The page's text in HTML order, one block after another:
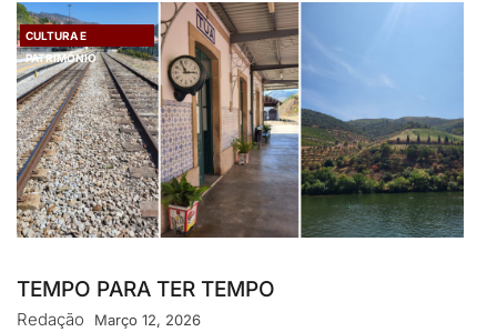
CULTURA E
PATRIMÓNIO
TEMPO PARA TER TEMPO
Redação Março 12, 2026